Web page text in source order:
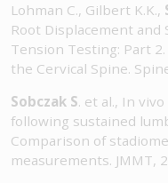
Lohman C., Gilbert K.K.,
Root Displacement
Tension Testing: Part
the Cervical Spine.
Sobczak S. et al., In
following sustained
Comparison of
measurements. JMMT,